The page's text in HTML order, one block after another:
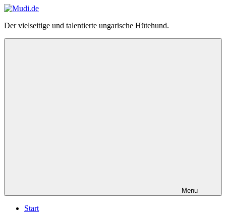
Zum
springen
Mudi.de
–
Der vielseitige und talentierte ungarische Hütehund.
Menu
Start